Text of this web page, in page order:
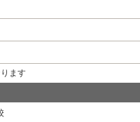
ます